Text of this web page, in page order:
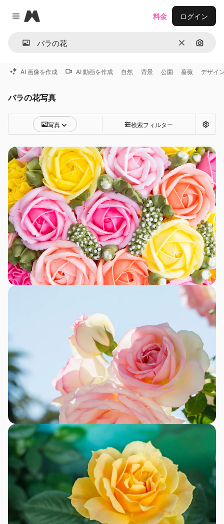
Close menu
Magnific
消去 画像で
料金 ログイン
AI 画像を作成 AI 動画を作成 自然 背景 公園 薔薇 デザイ
バラの花写真
写真 検索フィルター